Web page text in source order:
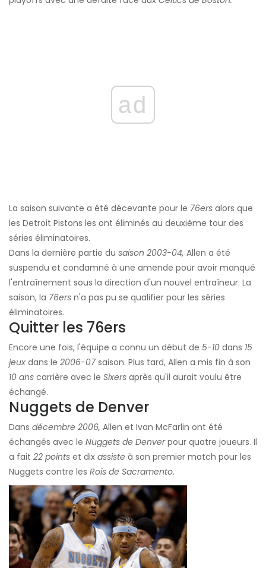
ad
La saison suivante a été décevante pour le 76ers alors que
les Detroit Pistons les ont éliminés au deuxième tour des
séries éliminatoires.
Dans la dernière partie du saison 2003-04, Allen a été
suspendu et condamné à une amende pour avoir manqué
l'entraînement sous la direction d'un nouvel entraîneur. La
saison, la 76ers n'a pas pu se qualifier pour les séries
éliminatoires.
Quitter les 76ers
Encore une fois, l'équipe a connu un début de 5-10 dans 15
jeux dans le 2006-07 saison. Plus tard, Allen a mis fin à son
10 ans carrière avec le Sixers après qu'il aurait voulu être
échangé.
Nuggets de Denver
Dans décembre 2006, Allen et Ivan McFarlin ont été
échangés avec le Nuggets de Denverpour quatre joueurs. Il
a fait 22 points et dix assiste à son premier match pour les
Nuggets contre les Rois de Sacramento.